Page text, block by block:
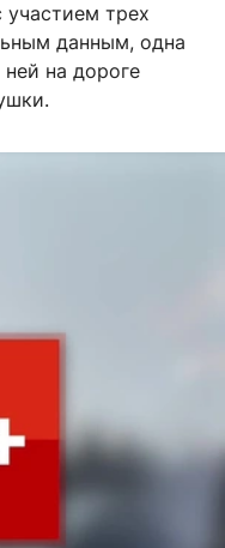
участием трех
данным, одна
на дороге